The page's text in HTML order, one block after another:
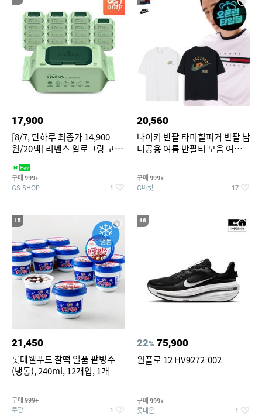
17,900
[8/7, 단하루 최종가 14,900
원/20팩] 리벤스 알로그랑 고평
구매 999+
GS SHOP 1
20,560
나이키 반팔 타미힐피거 반팔 남
녀공용 여름 반팔티 모음 여름
구매 999+
G마켓 17
15
21,450
롯데웰푸드 찰떡 일품 팥빙수
(냉동), 240ml, 12개입, 1개
구매 999+
쿠팡 1
16
22% 75,900
윈플로 12 HV9272-002
구매 999+
롯데온 1